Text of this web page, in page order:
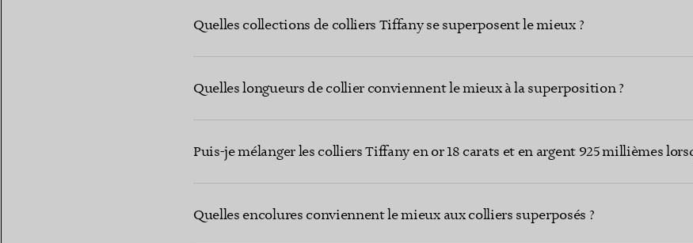
Quelles collections de colliers Tiffany se superposent le mieux ?
Quelles longueurs de collier conviennent le mieux à la superposition ?
Puis-je mélanger les colliers Tiffany en or 18 carats et en argent 925 millièmes
Quelles encolures conviennent le mieux aux colliers superposés ?